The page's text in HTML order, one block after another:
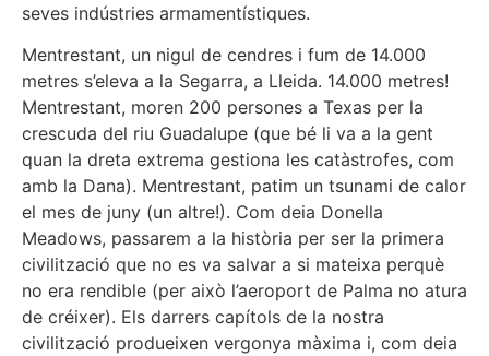
seves indústries armamentístiques.
Mentrestant, un nigul de cendres i fum de 14.000
metres s’eleva a la Segarra, a Lleida. 14.000 metres!
Mentrestant, moren 200 persones a Texas per la
crescuda del riu Guadalupe (que bé li va a la gent
quan la dreta extrema gestiona les catàstrofes, com
amb la Dana). Mentrestant, patim un tsunami de calor
el mes de juny (un altre!). Com deia Donella
Meadows, passarem a la història per ser la primera
civilització que no es va salvar a si mateixa perquè
no era rendible (per això l’aeroport de Palma no atura
de créixer). Els darrers capítols de la nostra
civilització produeixen vergonya màxima i, com deia